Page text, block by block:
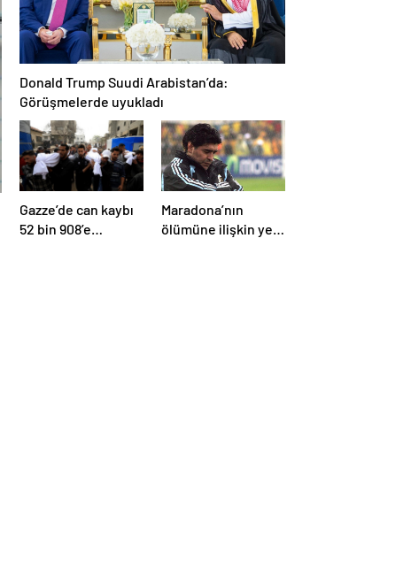
Donald Trump Suudi Arabistan’da:
Görüşmelerde uyukladı
Gazze’de can kaybı
52 bin 908’e
Maradona’nın
ölümüne ilişkin yeni